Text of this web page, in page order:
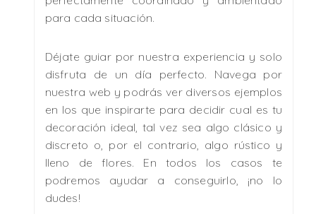
para cada situación.
Déjate guiar por nuestra experiencia y solo
disfruta de un día perfecto. Navega por
nuestra web y podrás ver diversos ejemplos
en los que inspirarte para decidir cual es tu
decoración ideal, tal vez sea algo clásico y
discreto o, por el contrario, algo rústico y
lleno de flores. En todos los casos te
podremos ayudar a conseguirlo, ¡no lo
dudes!